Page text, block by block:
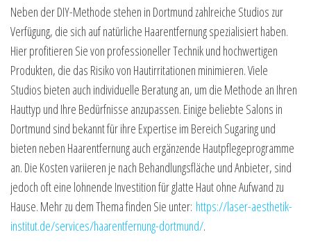
Neben der DIY-Methode stehen in Dortmund zahlreiche Studios zur
Verfügung, die sich auf natürliche Haarentfernung spezialisiert haben.
Hier profitieren Sie von professioneller Technik und hochwertigen
Produkten, die das Risiko von Hautirritationen minimieren. Viele
Studios bieten auch individuelle Beratung an, um die Methode an Ihren
Hauttyp und Ihre Bedürfnisse anzupassen. Einige beliebte Salons in
Dortmund sind bekannt für ihre Expertise im Bereich Sugaring und
bieten neben Haarentfernung auch ergänzende Hautpflegeprogramme
an. Die Kosten variieren je nach Behandlungsfläche und Anbieter, sind
jedoch oft eine lohnende Investition für glatte Haut ohne Aufwand zu
Hause. Mehr zu dem Thema finden Sie unter: https://laser-aesthetik-
institut.de/services/haarentfernung-dortmund/.